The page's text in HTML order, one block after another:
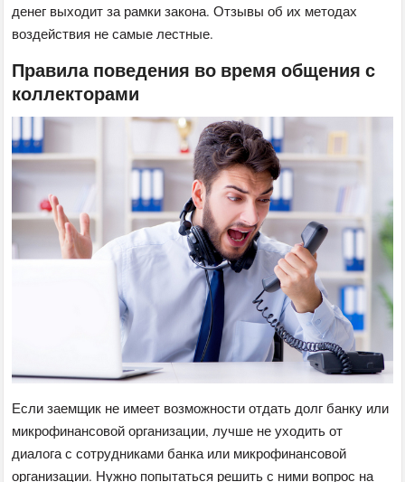
денег выходит за рамки закона. Отзывы об их методах
воздействия не самые лестные.
Правила поведения во время общения с
коллекторами
Если заемщик не имеет возможности отдать долг банку или
микрофинансовой организации, лучше не уходить от
диалога с сотрудниками банка или микрофинансовой
организации. Нужно попытаться решить с ними вопрос на